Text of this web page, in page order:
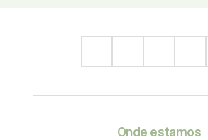
Onde estamos